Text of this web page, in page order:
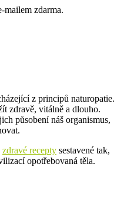
mailem zdarma.
z principů naturopatie.
zdravě, vitálně a dlouho.
působení náš organismus,
zdravé recepty sestavené tak,
opotřebovaná těla.